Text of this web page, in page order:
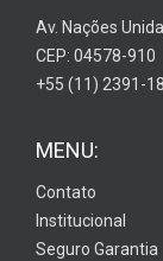
Av. Nações
CEP: 04578-910
+55 (11) 2391-
MENU:
Contato
Institucional
Seguro Garantia